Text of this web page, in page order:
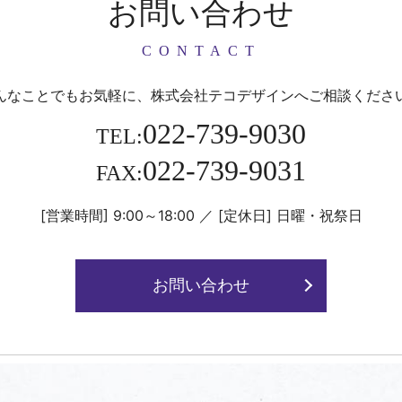
お問い合わせ
CONTACT
なことでもお気軽に、 株式会社テコデザインへご相談くださ
TEL:022-739-9030
FAX:022-739-9031
[営業時間] 9:00～18:00 ／ [定休日] 日曜・祝祭日
お問い合わせ